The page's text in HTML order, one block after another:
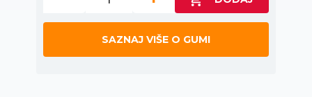
SAZNAJ VIŠE O GUMI